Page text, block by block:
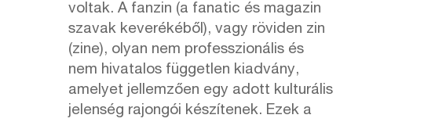
voltak. A fanzin (a fanatic és magazin
szavak keverékéből), vagy röviden zin
(zine), olyan nem professzionális és
nem hivatalos független kiadvány,
amelyet jellemzően egy adott kulturális
jelenség rajongói készítenek. Ezek a